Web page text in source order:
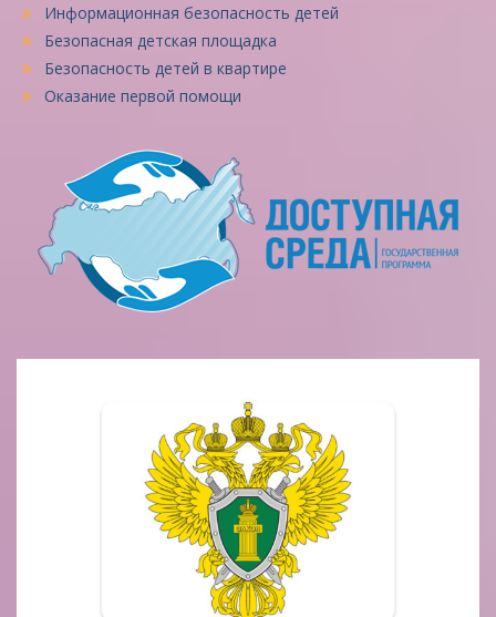
Информационная безопасность детей
Безопасная детская площадка
Безопасность детей в квартире
Оказание первой помощи